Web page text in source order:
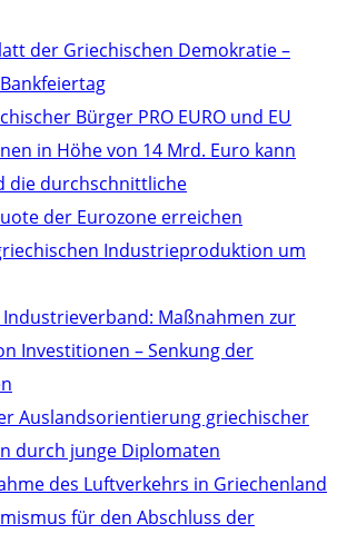
der Griechischen Demokratie –
Bürger PRO EURO und EU
in Höhe von 14 Mrd. Euro kann
die durchschnittliche
der Eurozone erreichen
Industrieproduktion um
Maßnahmen zur
Investitionen – Senkung der
Auslandsorientierung griechischer
durch junge Diplomaten
des Luftverkehrs in Griechenland
für den Abschluss der